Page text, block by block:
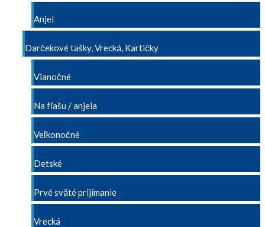
Anjel
Darčekové tašky, Vrecká, Kartičky
Vianočné
Na fľašu / anjela
Veľkonočné
Detské
Prvé sväté prijímanie
Vrecká